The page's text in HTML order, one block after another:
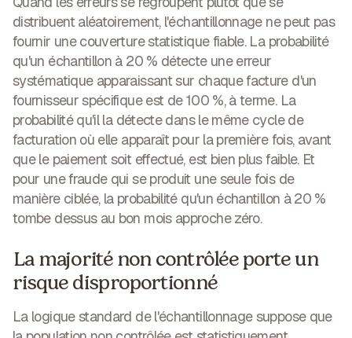
distribuent aléatoirement, l'échantillonnage ne peut pas
fournir une couverture statistique fiable. La probabilité
qu'un échantillon à 20 % détecte une erreur
systématique apparaissant sur chaque facture d'un
fournisseur spécifique est de 100 %, à terme. La
probabilité qu'il la détecte dans le même cycle de
facturation où elle apparaît pour la première fois, avant
que le paiement soit effectué, est bien plus faible. Et
pour une fraude qui se produit une seule fois de
manière ciblée, la probabilité qu'un échantillon à 20 %
tombe dessus au bon mois approche zéro.
La majorité non contrôlée porte un
risque disproportionné
La logique standard de l'échantillonnage suppose que